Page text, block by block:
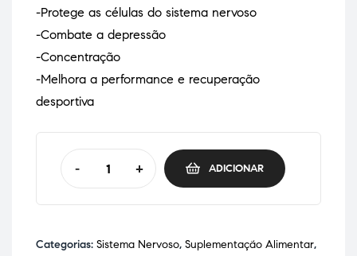
-Protege as células do sistema nervoso
-Combate a depressão
-Concentração
-Melhora a performance e recuperação
desportiva
- + ADICIONAR
Categorias: Sistema Nervoso, Suplementação Alimentar,